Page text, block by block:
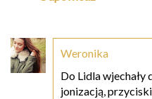
Weronika
Do Lidla wjechały
jonizacją,